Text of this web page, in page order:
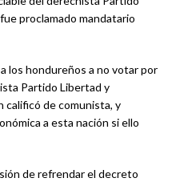
proclamado mandatario
los hondureños a no votar por
Partido Libertad y
calificó de comunista, y
a esta nación si ello
de refrendar el decreto